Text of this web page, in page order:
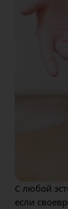
С любой
если